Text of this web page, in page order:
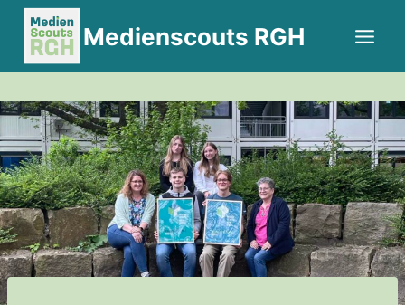
Zum
Inhalt
springen
Medienscouts RGH